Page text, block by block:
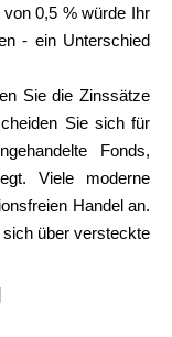
0,5 % würde Ihr
- ein Unterschied
Sie die Zinssätze
Sie sich für
Fonds,
Viele moderne
Handel an.
über versteckte